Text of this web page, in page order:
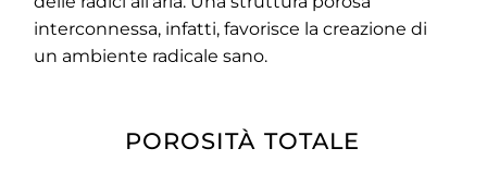
interconnessa, infatti, favorisce la creazione di
un ambiente radicale sano.
POROSITÀ TOTALE